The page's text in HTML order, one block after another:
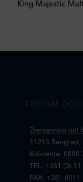
King Majestic
FRIKOM
Zrenjaninski put
11213 Beograd,
Kol-centar 0800
TEL: +381 (0)
FAX: +381 (0)11